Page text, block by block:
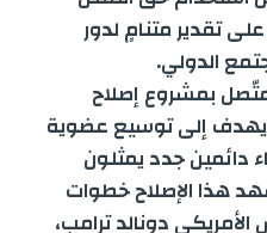
تقدير متنامٍ لدور
الدولي.
بمشروع إصلاح
يهدف إلى توسيع عضوية
دائمين جدد يمثلون
هذا الإصلاح خطوات
دونالد ترامب،